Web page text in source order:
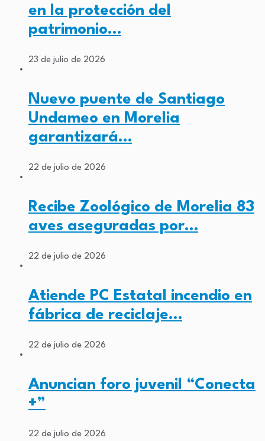
en la protección del
patrimonio…
23 de julio de 2026
Nuevo puente de Santiago
Undameo en Morelia
garantizará…
22 de julio de 2026
Recibe Zoológico de Morelia 83
aves aseguradas por…
22 de julio de 2026
Atiende PC Estatal incendio en
fábrica de reciclaje…
22 de julio de 2026
Anuncian foro juvenil “Conecta
+”
22 de julio de 2026